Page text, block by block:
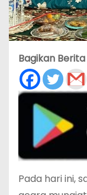
Bagikan Berita
Pada hari ini,